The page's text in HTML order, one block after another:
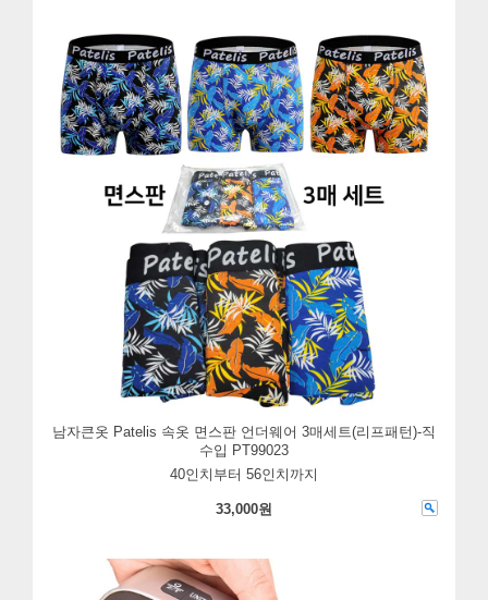
남자큰옷 Patelis 속옷 면스판 언더웨어 3매세트(리프패턴)-직
수입 PT99023
40인치부터 56인치까지
33,000원